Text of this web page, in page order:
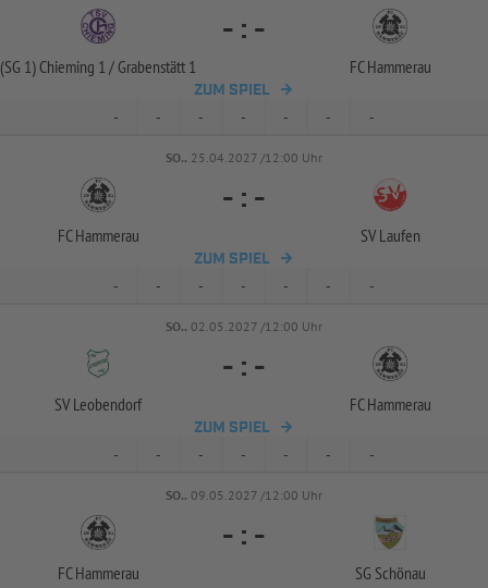
(SG 1) Chieming 1 / Grabenstätt 1
- : -
FC Hammerau
ZUM SPIEL
- - - - - - -
SO.. 25.04.2027 /12:00 Uhr
FC Hammerau
- : -
SV Laufen
ZUM SPIEL
- - - - - - -
SO.. 02.05.2027 /12:00 Uhr
SV Leobendorf
- : -
FC Hammerau
ZUM SPIEL
- - - - - - -
SO.. 09.05.2027 /12:00 Uhr
FC Hammerau
- : -
SG Schönau